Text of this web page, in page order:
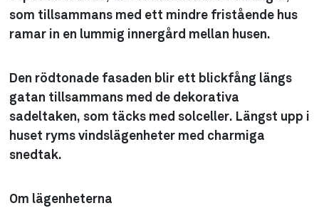
som tillsammans med ett mindre fristående hus
ramar in en lummig innergård mellan husen.
Den rödtonade fasaden blir ett blickfång längs
gatan tillsammans med de dekorativa
sadeltaken, som täcks med solceller. Längst upp i
huset ryms vindslägenheter med charmiga
snedtak.
Om lägenheterna